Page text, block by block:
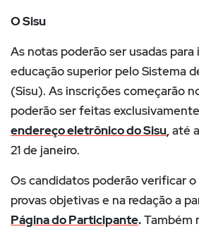
O Sisu
As notas poderão ser usadas para
educação superior pelo Sistema
(Sisu). As inscrições começarão
poderão ser feitas
endereço eletrônico do Sisu,até
21 de janeiro.
Os candidatos poderão verificar
provas objetivas e na redação a
Página do Participante.Também